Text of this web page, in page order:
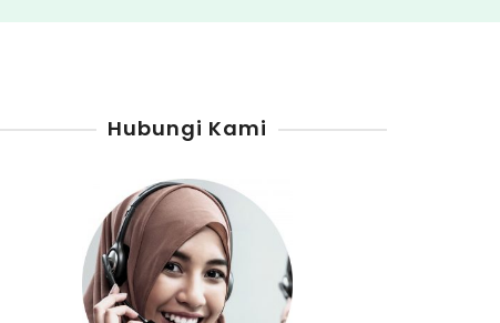
Hubungi Kami